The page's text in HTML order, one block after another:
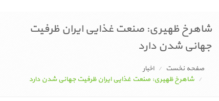
شاهرخ ظهیری: صنعت غذایی ایران ظرفیت
جهانی‌ شدن دارد
صفحه نخست
اخبار
شاهرخ ظهیری: صنعت غذایی ایران ظرفیت جهانی‌ شدن دارد